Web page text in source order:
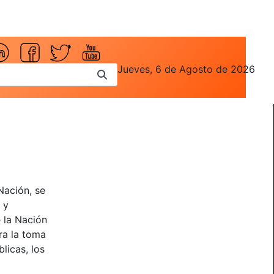
Jueves, 6 de Agosto de 2026
se
y
la Nación
la toma
los